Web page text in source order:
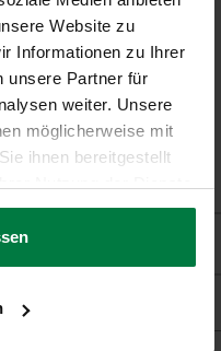
Website zu
Informationen zu Ihrer
unsere Partner für
weiter. Unsere
möglicherweise mit
ihnen bereitgestellt
2 Jahre
Geeignet